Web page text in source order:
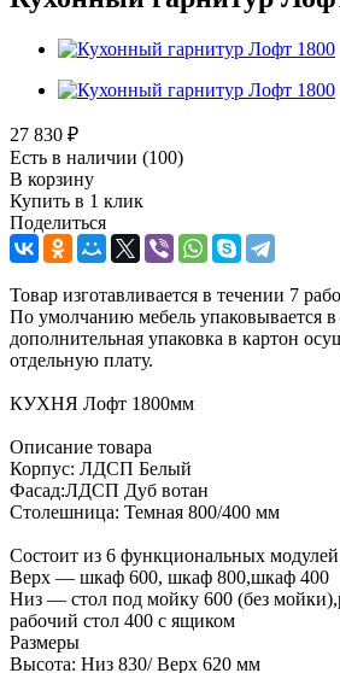
27 830 ₽
Есть в наличии (100)
В корзину
Купить в 1 клик
Поделиться
Товар изготавливается в течении 7
По умолчанию мебель упаковывается в
дополнительная упаковка в картон
отдельную плату.
КУХНЯ Лофт 1800мм
Описание товара
Корпус: ЛДСП Белый
Фасад:ЛДСП Дуб вотан
Столешница: Темная 800/400 мм
Состоит из 6 функциональных
Верх — шкаф 600, шкаф 800,шкаф 400
Низ — стол под мойку 600 (без
рабочий стол 400 с ящиком
Размеры
Высота: Низ 830/ Верх 620 мм